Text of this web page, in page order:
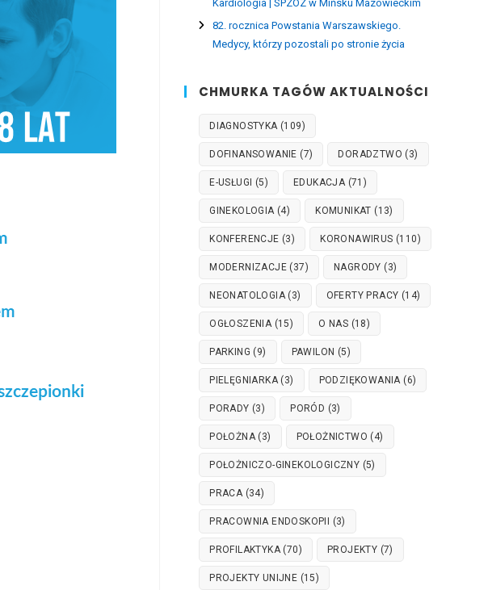
Kardiologia | SPZOZ w Mińsku Mazowieckim
82. rocznica Powstania Warszawskiego.
Medycy, którzy pozostali po stronie życia
CHMURKA TAGÓW AKTUALNOŚCI
DIAGNOSTYKA(109)
DOFINANSOWANIE (7) DORADZTWO (3)
E-USŁUGI (5) EDUKACJA(71)
GINEKOLOGIA(4) KOMUNIKAT (13)
KONFERENCJE (3) KORONAWIRUS (110)
MODERNIZACJE(37) NAGRODY (3)
NEONATOLOGIA(3) OFERTY PRACY (14)
OGŁOSZENIA(15) O NAS (18)
PARKING (9) PAWILON (5)
PIELĘGNIARKA(3) PODZIĘKOWANIA(6)
PORADY (3) PORÓD (3)
POŁOŻNA(3) POŁOŻNICTWO (4)
POŁOŻNICZO-GINEKOLOGICZNY (5)
PRACA(34)
PRACOWNIA ENDOSKOPII (3)
PROFILAKTYKA(70) PROJEKTY (7)
PROJEKTY UNIJNE (15)